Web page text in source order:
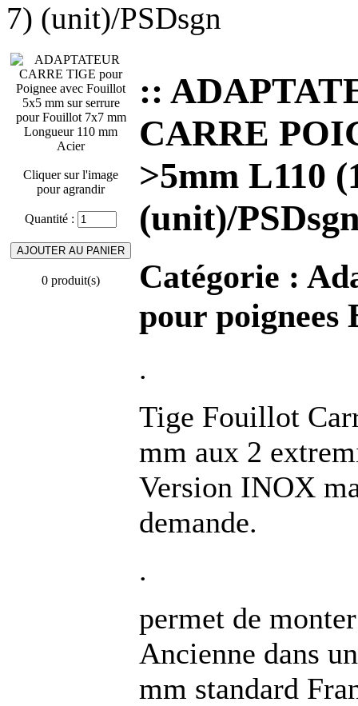
7) (unit)/PSDsgn
Cliquer sur l'image
pour agrandir
Quantité :
0 produit(s)
::
CARRE
>5mm L110
(unit)/
Catégorie :
pour poignees
.
Tige Fouillot
mm aux 2
Version INOX
demande.
.
permet de
Ancienne dans
mm standard